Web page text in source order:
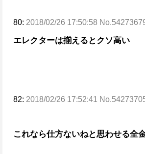
80: 2018/02/26 17:50:58
エレクターは揃えるとクソ高い
82: 2018/02/26 17:52:41
これなら仕方ないねと思わせる全